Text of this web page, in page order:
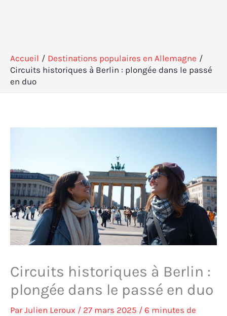
Accueil
Destinations populaires en Allemagne
Circuits historiques à Berlin : plongée dans le passé
en duo
Circuits historiques à Berlin :
plongée dans le passé en duo
ParJulien Leroux / 27 mars 2025 / 6 minutes de